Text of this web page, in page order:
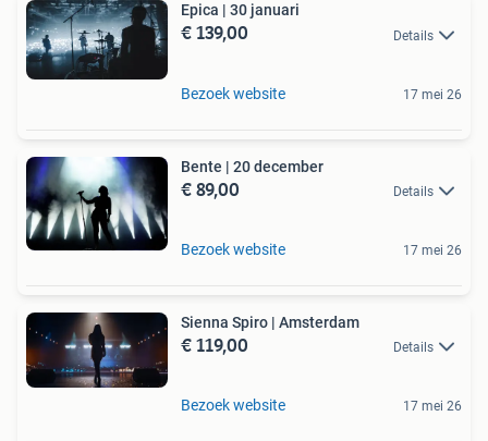
Epica | 30 januari
€ 139,00 Details
Bezoek website 17 mei 26
Bente | 20 december
€ 89,00 Details
Bezoek website 17 mei 26
Sienna Spiro | Amsterdam
€ 119,00 Details
Bezoek website 17 mei 26